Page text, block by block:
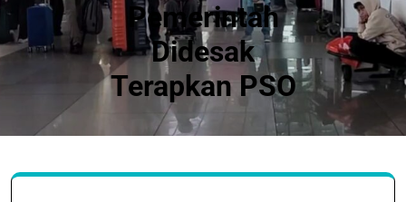
Pemerintah
Didesak
Terapkan PSO